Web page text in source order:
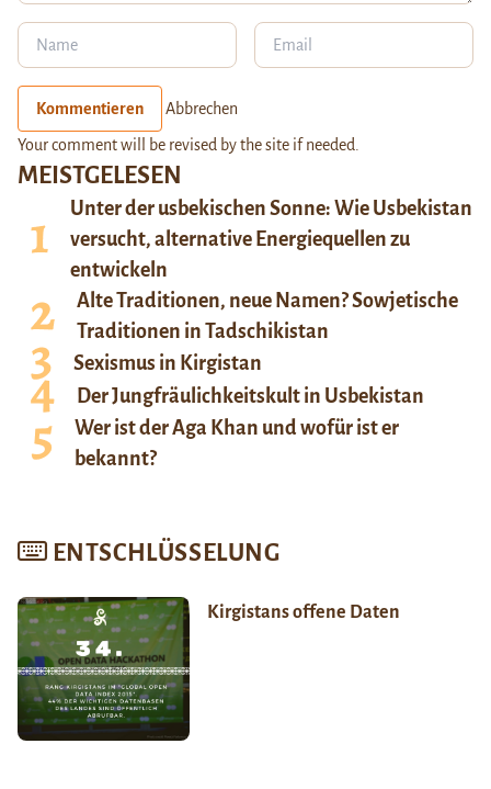
MEISTGELESEN
Unter der usbekischen Sonne: Wie Usbekistan
versucht, alternative Energiequellen zu
entwickeln
Alte Traditionen, neue Namen? Sowjetische
Traditionen in Tadschikistan
Sexismus in Kirgistan
Der Jungfräulichkeitskult in Usbekistan
Wer ist der Aga Khan und wofür ist er
bekannt?
ENTSCHLÜSSELUNG
Kirgistans offene Daten
Kommentieren Abbrechen
Your comment will be revised by the site if needed.